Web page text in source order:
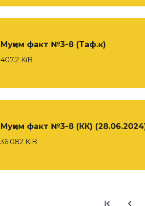
Муҳим факт №3-8 (Таф.к)
407.2 KiB
Муҳим факт №3-8 (КК)
36.082 KiB